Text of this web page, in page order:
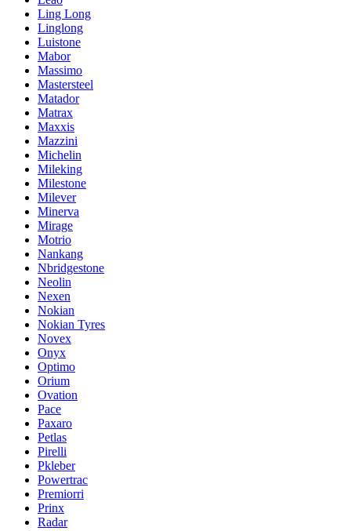
Ling Long
Linglong
Luistone
Mabor
Massimo
Mastersteel
Matador
Matrax
Maxxis
Mazzini
Michelin
Mileking
Milestone
Milever
Minerva
Mirage
Motrio
Nankang
Nbridgestone
Neolin
Nexen
Nokian
Nokian Tyres
Novex
Onyx
Optimo
Orium
Ovation
Pace
Paxaro
Petlas
Pirelli
Pkleber
Powertrac
Premiorri
Prinx
Radar